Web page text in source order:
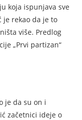
koja ispunjava sve
je rekao da je to
više. Predlog
„Prvi partizan“
je da su on i
začetnici ideje o